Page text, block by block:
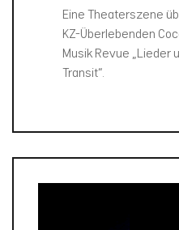
Eine Theaterszene
KZ-Überlebenden
Musik Revue „Lieder
Transit“.